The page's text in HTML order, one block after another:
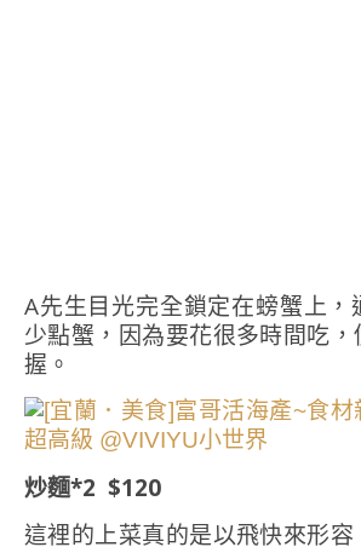
A先生目光完全鎖定在螃蟹上，
少點蟹，因為要花很多時間吃
握。
炒麵*2 $120
這裡的上菜真的是以飛快來形